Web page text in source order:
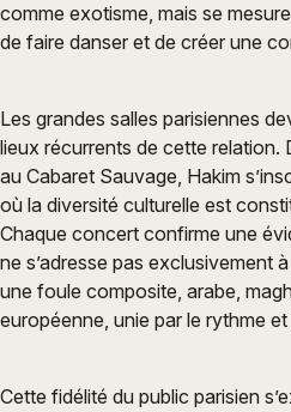
comme exotisme, mais se
de faire danser et de créer une
Les grandes salles parisiennes
lieux récurrents de cette relation.
au Cabaret Sauvage, Hakim
où la diversité culturelle est
Chaque concert confirme une
ne s’adresse pas exclusivement
une foule composite, arabe,
européenne, unie par le rythme et
Cette fidélité du public parisien